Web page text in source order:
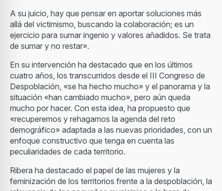
A su juicio, hay que pensar en aportar soluciones más
allá del victimismo, buscando la colaboración; es un
ejercicio para sumar ingenio y valores añadidos. Se trata
de sumar y no restar».
En su intervención ha destacado que en los últimos
cuatro años, los transcurridos desde el III Congreso de
Despoblación, «se ha hecho mucho» y el panorama y la
situación «han cambiado mucho», pero aún queda
mucho por hacer. Con esta idea, ha propuesto que
«recuperemos y rehagamos la agenda del reto
demográfico» adaptada a las nuevas prioridades, con un
enfoque constructivo que tenga en cuenta las
peculiaridades de cada territorio.
Ribera ha destacado el papel de las mujeres y la
feminización de los territorios frente a la despoblación, la